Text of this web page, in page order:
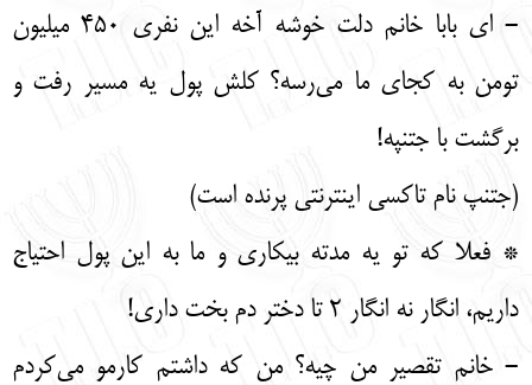
- ای بابا خانم دلت خوشه آخه این نفری 450 میلیون
تومن به کجای ما می‌رسه؟ کلش پول یه مسیر رفت و
برگشت با جتنپه!
(جتنپ نام تاکسی اینترنتی پرنده است)
* فعلا که تو یه مدته بیکاری و ما به این پول احتیاج
داریم، انگار نه انگار 2 تا دختر دم بخت داری!
- خانم تقصیر من چیه؟ من که داشتم کارمو می‌کردم